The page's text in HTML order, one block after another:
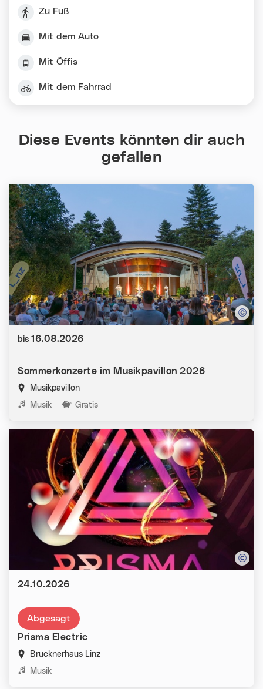
Zu Fuß
Mit dem Auto
Mit Öffis
Mit dem Fahrrad
Diese Events könnten dir auch
gefallen
Sommerkonzerte im Musikpavillon 2026
Musikpavillon
Kategorien:
Musik Gratis
Datum:
bis 16.08.2026
Abgesagt
Prisma Electric
Brucknerhaus Linz
Kategorien:
Musik
Datum:
24.10.2026